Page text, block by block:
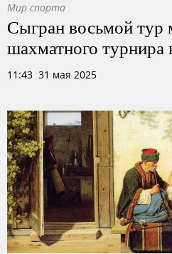
Мир спорта
Сыгран восьмой тур
шахматного
11:43 31 мая 2025